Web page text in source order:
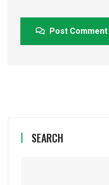
Post Comment
SEARCH